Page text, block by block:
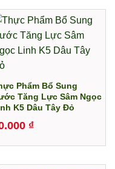
Phẩm Bổ Sung
Tăng Lực Sâm Ngọc
K5 Dâu Tây Đỏ
₫